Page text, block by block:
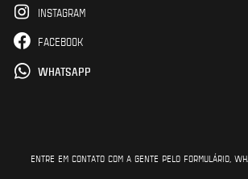
INSTAGRAM
FACEBOOK
WHATSAPP
ENTRE EM CONTATO COM A GENTE PELO FORMULÁRIO,